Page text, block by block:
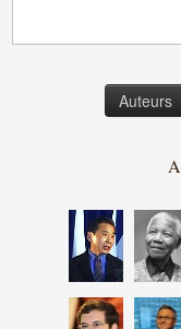
Auteurs